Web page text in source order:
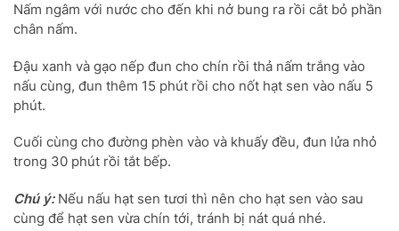
Nấm ngâm với nước cho đến khi nở bung ra rồi cắt bỏ phần
chân nấm.
Đậu xanh và gạo nếp đun cho chín rồi thả nấm trắng vào
nấu cùng, đun thêm 15 phút rồi cho nốt hạt sen vào nấu 5
phút.
Cuối cùng cho đường phèn vào và khuấy đều, đun lửa nhỏ
trong 30 phút rồi tắt bếp.
Chú ý:Nếu nấu hạt sen tươi thì nên cho hạt sen vào sau
cùng để hạt sen vừa chín tới, tránh bị nát quá nhé.